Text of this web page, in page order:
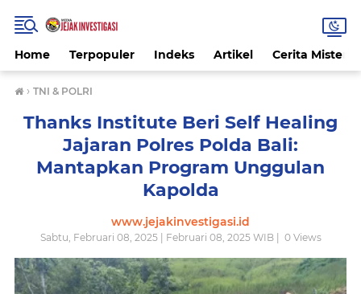
Home Terpopuler Indeks Artikel Cerita Misteri
› TNI & POLRI
Thanks Institute Beri Self Healing
Jajaran Polres Polda Bali:
Mantapkan Program Unggulan
Kapolda
www.jejakinvestigasi.id
Sabtu, Februari 08, 2025 | Februari 08, 2025 WIB | 0Views